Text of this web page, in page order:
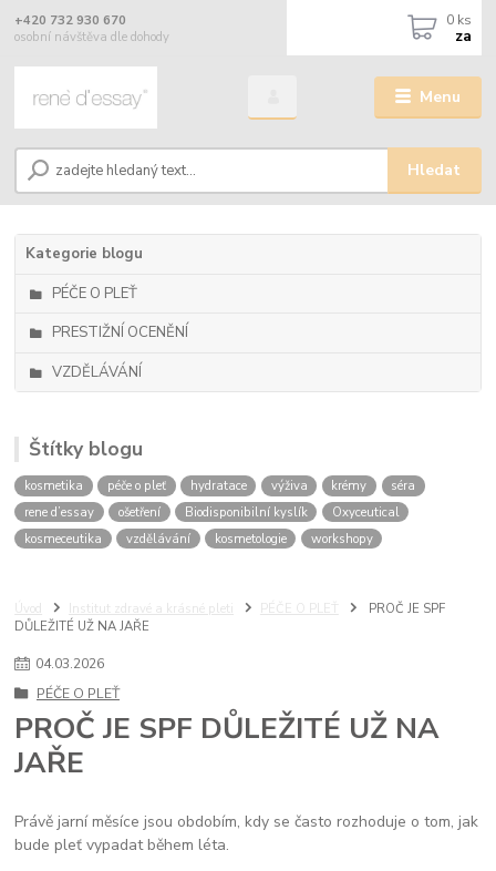
Menu
Hledat
+420 732 930 670
osobní návštěva dle dohody
0 ks
za
Kategorie blogu
PÉČE O PLEŤ
PRESTIŽNÍ OCENĚNÍ
VZDĚLÁVÁNÍ
Štítky blogu
kosmetika péče o pleť hydratace výživa krémy
séra
rene d’essay
ošetření Biodisponibilní kyslík
Oxyceutical
kosmeceutika
vzdělávání kosmetologie workshopy
Úvod Institut zdravé a krásné pleti PÉČE O PLEŤ
PROČ JE SPF
DŮLEŽITÉ UŽ NA JAŘE
04.03.2026
PÉČE O PLEŤ
PROČ JE SPF DŮLEŽITÉ UŽ NA
JAŘE
Právě jarní měsíce jsou obdobím, kdy se často rozhoduje o tom, jak
bude pleť vypadat během léta.